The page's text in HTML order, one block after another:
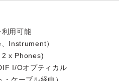
利用可能
Instrument）
2 x Phones)
I/Oオプティカル